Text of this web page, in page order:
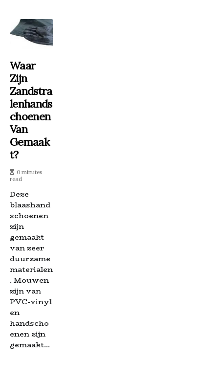
Waar
Zijn
Zandstra
Lenhands
Choenen
Van
Gemaak
T?
0 minutes
read
Deze
blaashand
schoenen
zijn
gemaakt
van zeer
duurzame
materialen
. Mouwen
zijn van
PVC-vinyl
en
handscho
enen zijn
gemaakt...